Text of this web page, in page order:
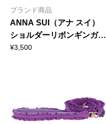
ブランド商品
ANNA SUI（アナ スイ）
ショルダーリボンギンガム
チェックギャザーワンピー
¥3,500